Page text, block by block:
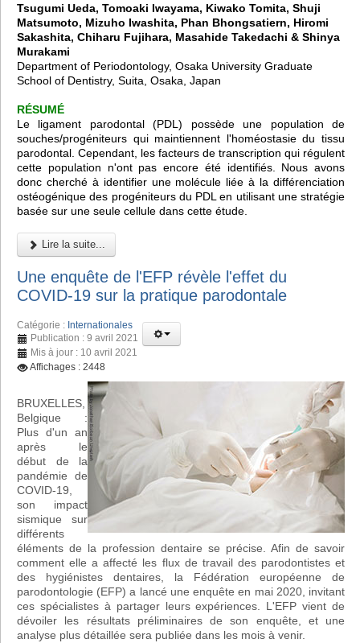
Tsugumi Ueda, Tomoaki Iwayama, Kiwako Tomita, Shuji
Matsumoto, Mizuho Iwashita, Phan Bhongsatiern, Hiromi
Sakashita, Chiharu Fujihara, Masahide Takedachi & Shinya
Murakami
Department of Periodontology, Osaka University Graduate
School of Dentistry, Suita, Osaka, Japan
RÉSUMÉ
Le ligament parodontal (PDL) possède une population de
souches/progéniteurs qui maintiennent l'homéostasie du tissu
parodontal. Cependant, les facteurs de transcription qui régulent
cette population n'ont pas encore été identifiés. Nous avons
donc cherché à identifier une molécule liée à la différenciation
ostéogénique des progéniteurs du PDL en utilisant une stratégie
basée sur une seule cellule dans cette étude.
Lire la suite...
Une enquête de l'EFP révèle l'effet du
COVID-19 sur la pratique parodontale
Catégorie : Internationales
Publication : 9 avril 2021
Mis à jour : 10 avril 2021
Affichages : 2448
BRUXELLES,
Belgique :
Plus d'un an
après le
début de la
pandémie de
COVID-19,
son impact
sismique sur
différents
éléments de la profession dentaire se précise. Afin de savoir
comment elle a affecté les flux de travail des parodontistes et
des hygiénistes dentaires, la Fédération européenne de
parodontologie (EFP) a lancé une enquête en mai 2020, invitant
ces spécialistes à partager leurs expériences. L'EFP vient de
dévoiler les résultats préliminaires de son enquête, et une
analyse plus détaillée sera publiée dans les mois à venir.